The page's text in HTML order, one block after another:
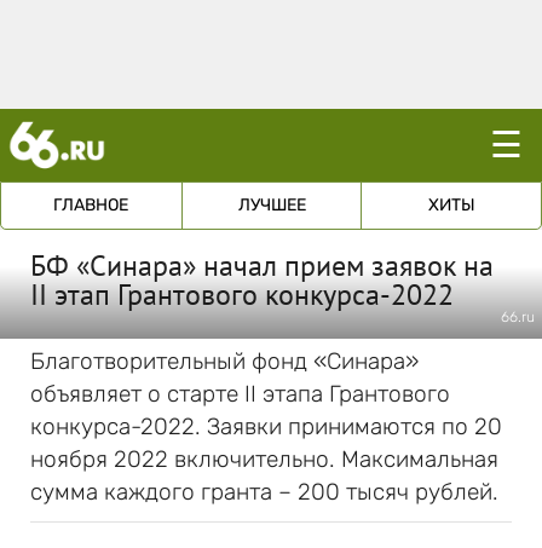
☰
ГЛАВНОЕ ЛУЧШЕЕ ХИТЫ
БФ «Синара» начал прием заявок на
II этап Грантового конкурса-2022
66.ru
Благотворительный фонд «Синара»
объявляет о старте II этапа Грантового
конкурса-2022. Заявки принимаются по 20
ноября 2022 включительно. Максимальная
сумма каждого гранта – 200 тысяч рублей.